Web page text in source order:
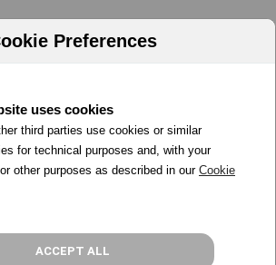
necesitas saber
digital
Preferences
uses cookies
third parties use cookies or similar
for technical purposes and, with your
other purposes as described in our Cookie
ACCEPT ALL